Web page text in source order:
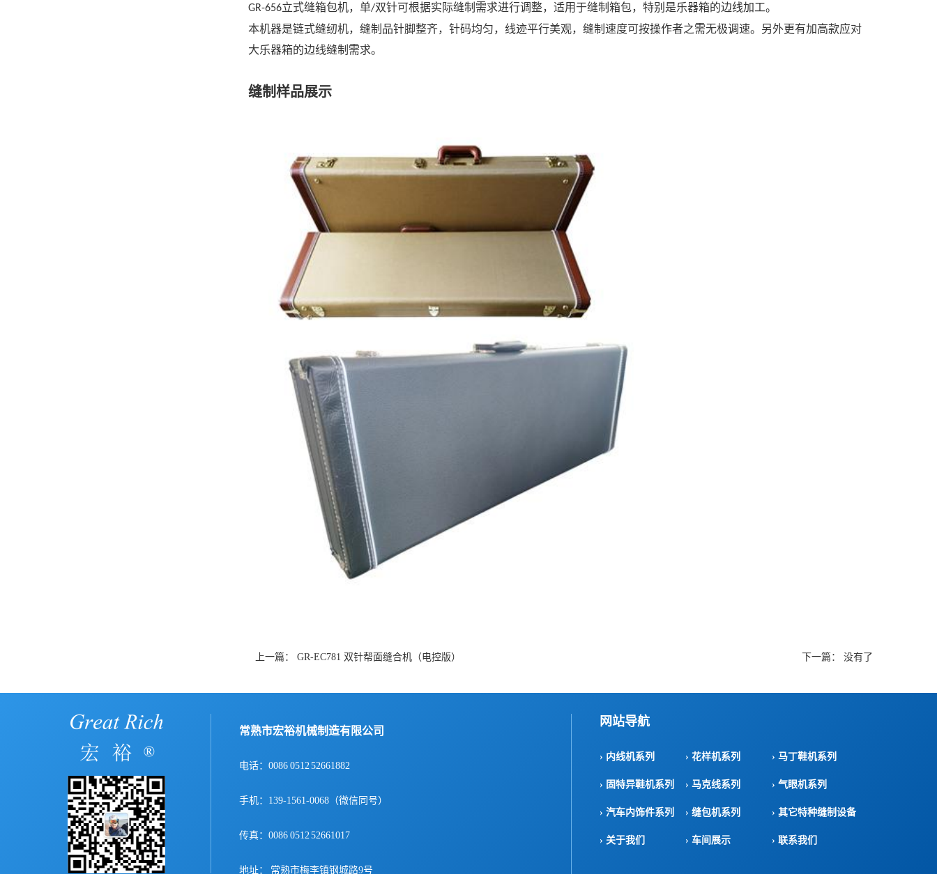
GR-656立式缝箱包机，单/双针可根据实际缝制需求进行调整，适用于缝制箱包，特别是乐器箱的边线加工。
本机器是链式缝纫机，缝制品针脚整齐，针码均匀，线迹平行美观，缝制速度可按操作者之需无极调速。另外更有加高款应对
大乐器箱的边线缝制需求。
缝制样品展示
上一篇： GR-EC781 双针帮面缝合机（电控版） 下一篇： 没有了
常熟市宏裕机械制造有限公司
电话：0086 0512 52661882
手机：139-1561-0068（微信同号）
传真：0086 0512 52661017
地址： 常熟市梅李镇钢城路9号
网站导航
› 内线机系列 › 花样机系列 › 马丁鞋机系列
› 固特异鞋机系列 › 马克线系列 › 气眼机系列
› 汽车内饰件系列 › 缝包机系列 › 其它特种缝制设备
› 关于我们 › 车间展示 › 联系我们